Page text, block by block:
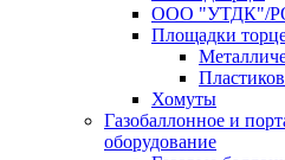
ООО "УТДК"/
Площадки
Хомуты
Газобаллонное и
оборудование